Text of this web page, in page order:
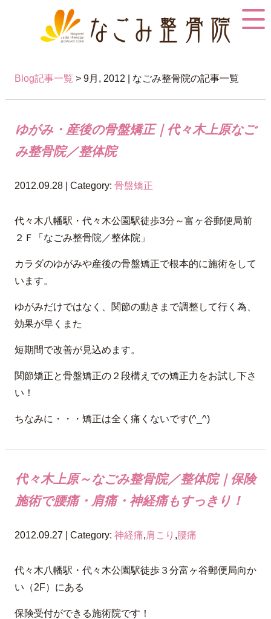
Blog記事一覧 > 9月, 2012 | なごみ整骨院の記事一覧
ゆがみ・産後の骨盤矯正｜代々木上原なご
み整骨院／整体院
2012.09.28 | Category: 骨盤矯正
代々木八幡駅・代々木公園駅徒歩3分～富ヶ谷郵便局前
２Ｆ「なごみ整骨院／整体院」
カラダのゆがみや産後の骨盤矯正で根本的に施術をして
います。
ゆがみだけではなく、関節の動きまで調整して行く為、
効果が早くまた
短期間で改善が見込めます。
関節矯正と骨盤矯正の２段構えでの矯正力をお試し下さ
い！
ちなみに・・・矯正は全く痛くないです(^_^)
代々木上原～なごみ整骨院／整体院｜保険
施術で腰痛・肩痛・神経痛もすっきり！
2012.09.27 | Category: 神経痛,肩こり ,腰痛
代々木八幡駅・代々木公園駅徒歩３分富ヶ谷郵便局向か
い（2F）にある
保険受付ができる施術院です！